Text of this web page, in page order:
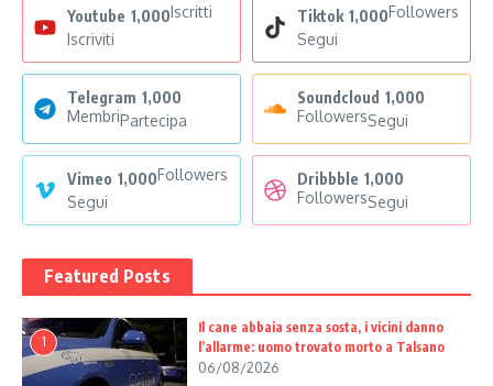
Youtube 1,000Iscritti
Iscriviti
Tiktok 1,000Followers
Segui
Telegram 1,000
MembriPartecipa
Soundcloud 1,000
FollowersSegui
Vimeo 1,000Followers
Segui
Dribbble 1,000
FollowersSegui
Featured Posts
1
Il cane abbaia senza sosta, i vicini danno
l’allarme: uomo trovato morto a Talsano
06/08/2026